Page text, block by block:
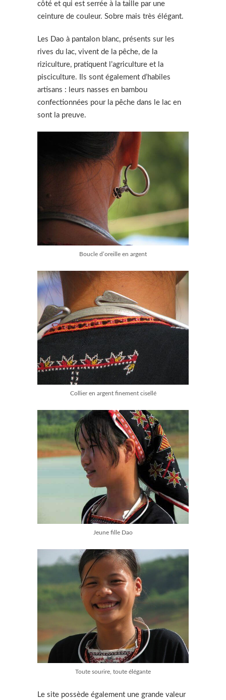
côté et qui est serrée à la taille par une
ceinture de couleur. Sobre mais très élégant.
Les Dao à pantalon blanc, présents sur les
rives du lac, vivent de la pêche, de la
riziculture, pratiquent l’agriculture et la
pisciculture. Ils sont également d’habiles
artisans : leurs nasses en bambou
confectionnées pour la pêche dans le lac en
sont la preuve.
Boucle d’oreille en argent
Collier en argent finement cisellé
Jeune fille Dao
Toute sourire, toute élégante
Le site possède également une grande valeur